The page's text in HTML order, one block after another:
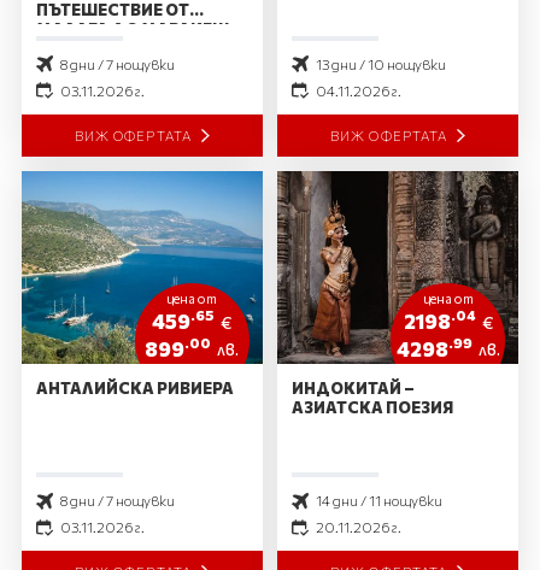
ПЪТЕШЕСТВИЕ ОТ
МАЛАГА ДО МАРАКЕШ
8 дни / 7 нощувки
03.11.2026 г.
ВИЖ ОФЕРТАТА
13 дни / 10 нощувки
04.11.2026 г.
ВИЖ ОФЕРТАТА
цена от
459.65 €
899.00 лв.
АНТАЛИЙСКА РИВИЕРА
8 дни / 7 нощувки
03.11.2026 г.
цена от
2198.04 €
4298.99 лв.
ИНДОКИТАЙ –
АЗИАТСКА ПОЕЗИЯ
14 дни / 11 нощувки
20.11.2026 г.